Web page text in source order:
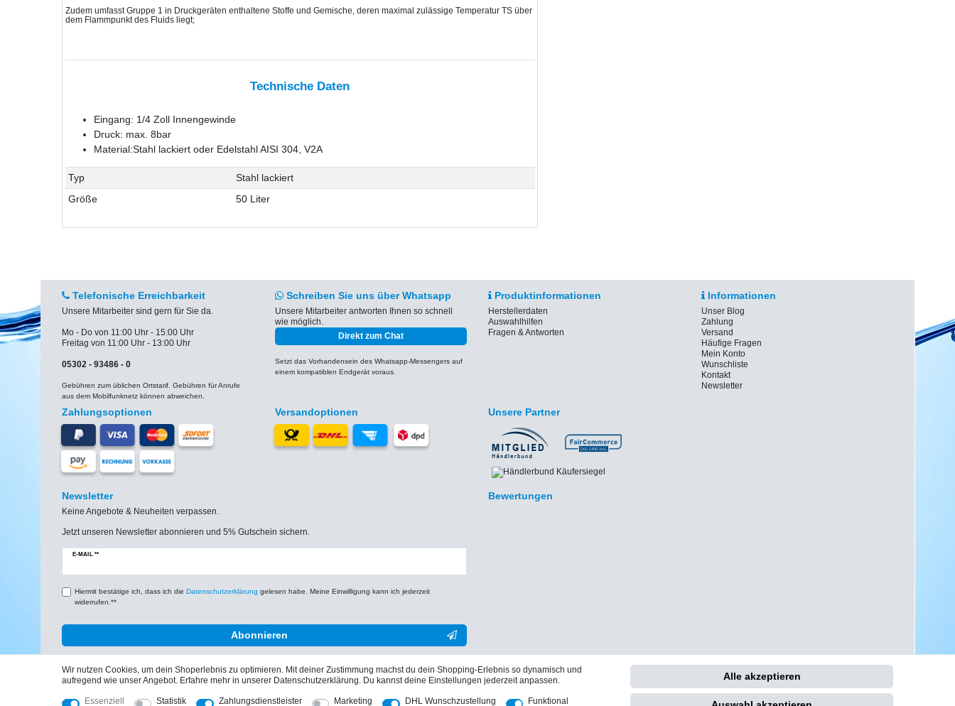
Zudem umfasst Gruppe 1 in Druckgeräten enthaltene Stoffe und Gemische, deren maximal zulässige Temperatur TS über
dem Flammpunkt des Fluids liegt;
Technische Daten
Eingang: 1/4 Zoll Innengewinde
Druck: max. 8bar
Material:Stahl lackiert oder Edelstahl AISI 304, V2A
Typ
Stahl lackiert
Größe
50 Liter
Telefonische Erreichbarkeit
Unsere Mitarbeiter sind gern für Sie da.
Mo - Do von 11:00 Uhr - 15:00 Uhr
Freitag von 11:00 Uhr - 13:00 Uhr
05302 - 93486 - 0
Gebühren zum üblichen Ortstarif. Gebühren für Anrufe
aus dem Mobilfunknetz können abweichen.
Schreiben Sie uns über Whatsapp
Unsere Mitarbeiter antworten Ihnen so schnell
wie möglich.
Direkt zum Chat
Setzt das Vorhandensein des Whatsapp-Messengers auf
einem kompatiblen Endgerät voraus.
Produktinformationen
Herstellerdaten
Auswahlhilfen
Fragen & Antworten
Informationen
Unser Blog
Zahlung
Versand
Häufige Fragen
Mein Konto
Wunschliste
Kontakt
Newsletter
Zahlungsoptionen Versandoptionen Unsere Partner
Newsletter
Keine Angebote & Neuheiten verpassen.
Jetzt unseren Newsletter abonnieren und 5% Gutschein sichern.
E-MAIL **
Newsletter
Hiermit bestätige ich, dass ich die Daten­schutz­erklärung gelesen habe. Meine Einwilligung kann ich jederzeit
widerrufen.**
Abonnieren
** Hierbei handelt es sich um ein Pflichtfeld.
Bewertungen
Impressum Daten­schutz­erklärung AGB Widerrufs­recht Vertrag widerrufen
Wir nutzen Cookies, um dein Shoperlebnis zu optimieren. Mit deiner Zustimmung machst du dein Shopping-Erlebnis so dynamisch und
aufregend wie unser Angebot. Erfahre mehr in unserer Datenschutzerklärung. Du kannst deine Einstellungen jederzeit anpassen.
Essenziell Statistik Zahlungsdienstleister Marketing DHL Wunschzustellung Funktional
Alle akzeptieren